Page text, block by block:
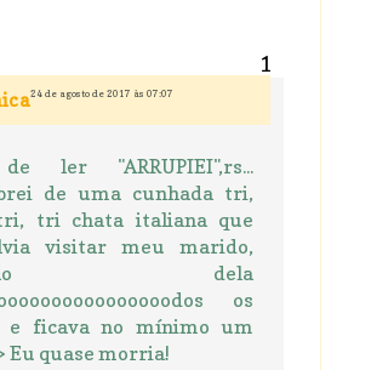
24 de agosto de 2017 às 07:07
ler "ARRUPIEI",rs...
de uma cunhada tri,
tri chata italiana que
visitar meu marido,
dela
os
e ficava no mínimo um
Eu quase morria!